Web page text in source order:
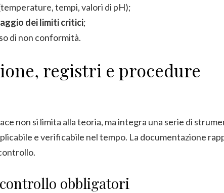
tempi, valori di pH);
dei limiti critici;
di non conformità.
registri e procedure
non si limita alla teoria, ma integra una serie di
e verificabile nel tempo. La documentazione
obbligatori